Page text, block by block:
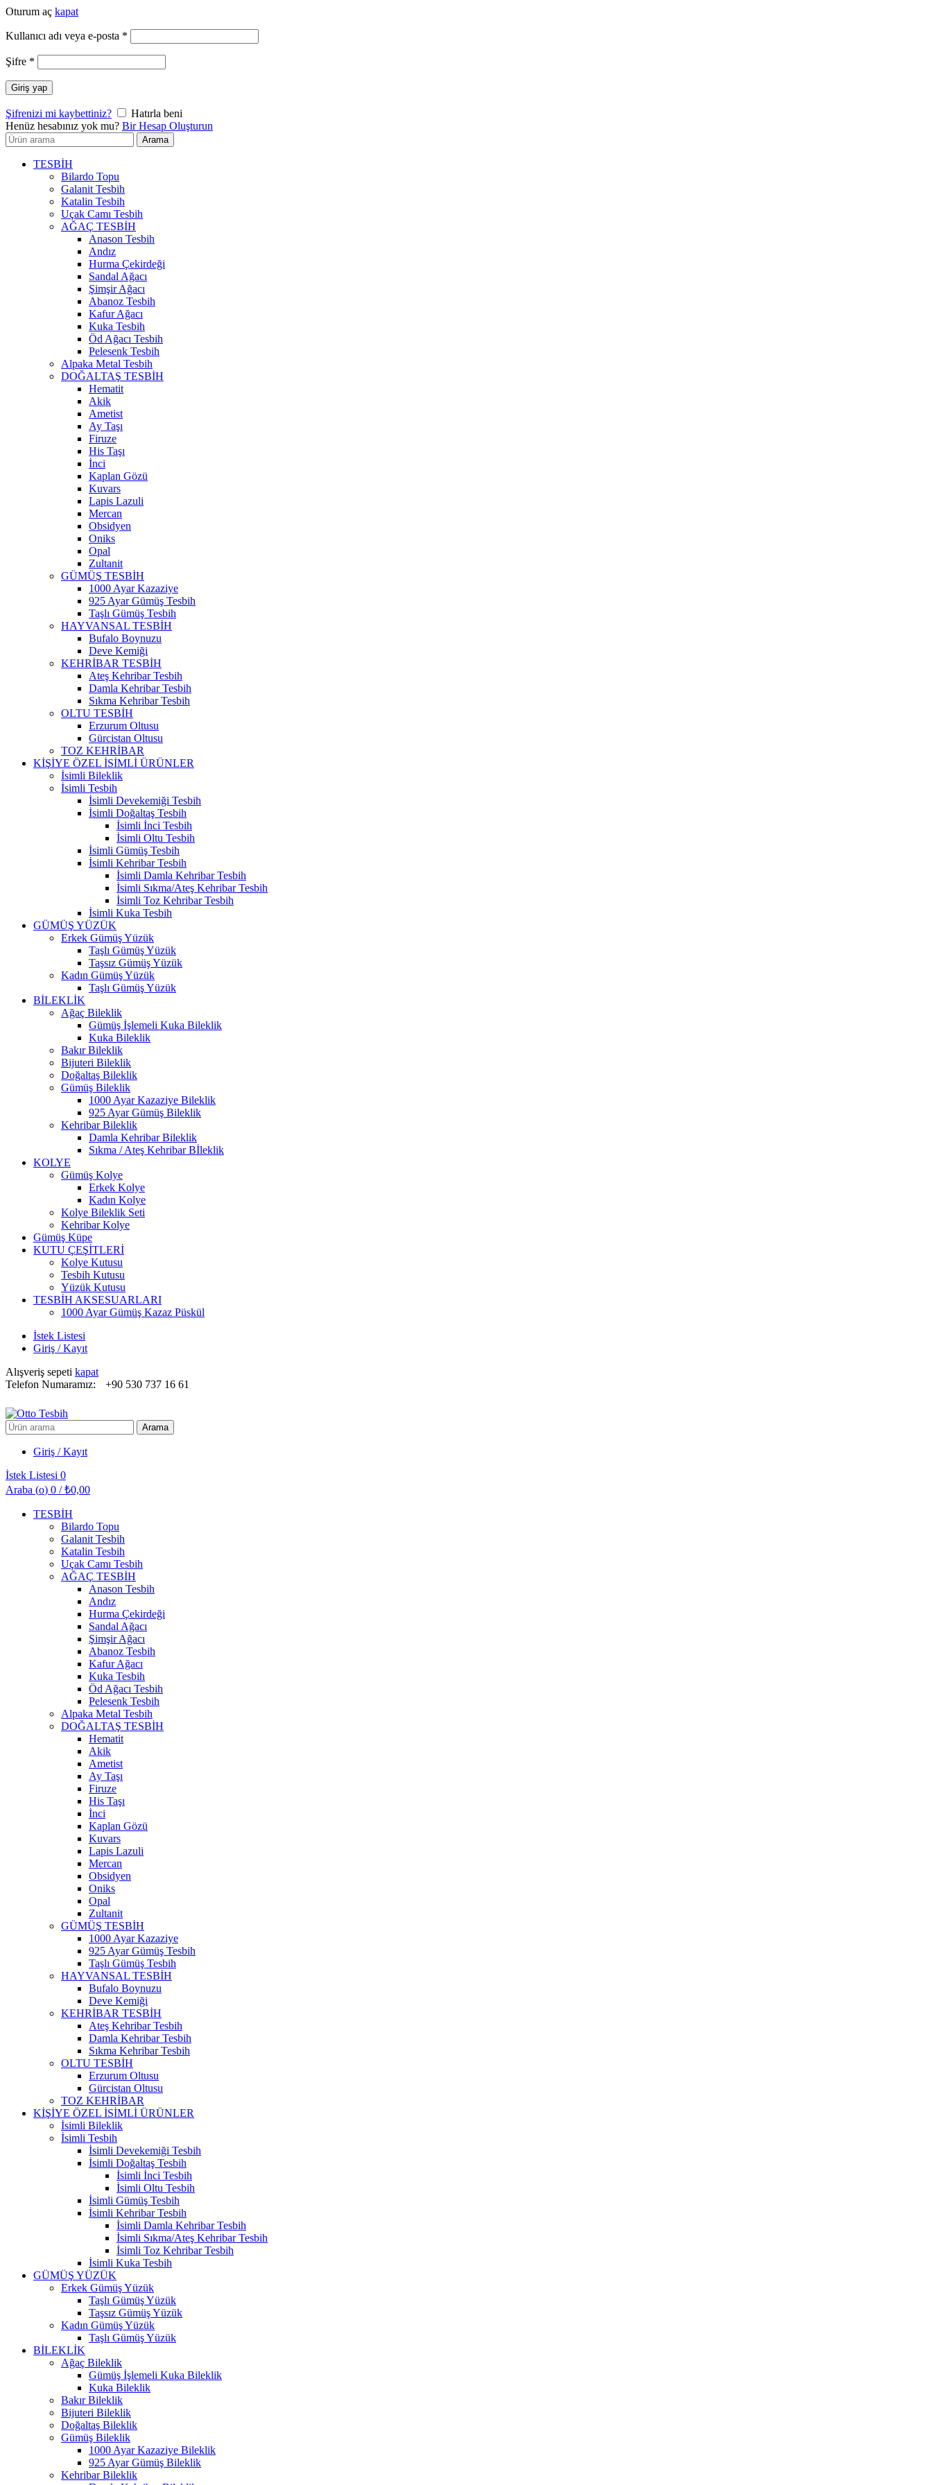
Oturum aç kapat
Kullanıcı adı veya e-posta *
Şifre *
Giriş yap
Şifrenizi mi kaybettiniz?
Hatırla beni
Henüz hesabınız yok mu? Bir Hesap Oluşturun
Arayın:
Arama
TESBİH
Bilardo Topu
Galanit Tesbih
Katalin Tesbih
Uçak Camı Tesbih
AĞAÇ TESBİH
Anason Tesbih
Andız
Hurma Çekirdeği
Sandal Ağacı
Şimşir Ağacı
Abanoz Tesbih
Kafur Ağacı
Kuka Tesbih
Öd Ağacı Tesbih
Pelesenk Tesbih
Alpaka Metal Tesbih
DOĞALTAŞ TESBİH
Hematit
Akik
Ametist
Ay Taşı
Firuze
His Taşı
İnci
Kaplan Gözü
Kuvars
Lapis Lazuli
Mercan
Obsidyen
Oniks
Opal
Zultanit
GÜMÜŞ TESBİH
1000 Ayar Kazaziye
925 Ayar Gümüş Tesbih
Taşlı Gümüş Tesbih
HAYVANSAL TESBİH
Bufalo Boynuzu
Deve Kemiği
KEHRİBAR TESBİH
Ateş Kehribar Tesbih
Damla Kehribar Tesbih
Sıkma Kehribar Tesbih
OLTU TESBİH
Erzurum Oltusu
Gürcistan Oltusu
TOZ KEHRİBAR
KİŞİYE ÖZEL İSİMLİ ÜRÜNLER
İsimli Bileklik
İsimli Tesbih
İsimli Devekemiği Tesbih
İsimli Doğaltaş Tesbih
İsimli İnci Tesbih
İsimli Oltu Tesbih
İsimli Gümüş Tesbih
İsimli Kehribar Tesbih
İsimli Damla Kehribar Tesbih
İsimli Sıkma/Ateş Kehribar Tesbih
İsimli Toz Kehribar Tesbih
İsimli Kuka Tesbih
GÜMÜŞ YÜZÜK
Erkek Gümüş Yüzük
Taşlı Gümüş Yüzük
Taşsız Gümüş Yüzük
Kadın Gümüş Yüzük
Taşlı Gümüş Yüzük
BİLEKLİK
Ağaç Bileklik
Gümüş İşlemeli Kuka Bileklik
Kuka Bileklik
Bakır Bileklik
Bijuteri Bileklik
Doğaltaş Bileklik
Gümüş Bileklik
1000 Ayar Kazaziye Bileklik
925 Ayar Gümüş Bileklik
Kehribar Bileklik
Damla Kehribar Bileklik
Sıkma / Ateş Kehribar Bİleklik
KOLYE
Gümüş Kolye
Erkek Kolye
Kadın Kolye
Kolye Bileklik Seti
Kehribar Kolye
Gümüş Küpe
KUTU ÇEŞİTLERİ
Kolye Kutusu
Tesbih Kutusu
Yüzük Kutusu
TESBİH AKSESUARLARI
1000 Ayar Gümüş Kazaz Püskül
İstek Listesi
Giriş / Kayıt
Alışveriş sepeti kapat
Telefon Numaramız:
+90 530 737 16 61
Arayın: Arama
Giriş / Kayıt
İstek Listesi 0
Araba (o) 0 / ₺0,00
TESBİH
Bilardo Topu
Galanit Tesbih
Katalin Tesbih
Uçak Camı Tesbih
AĞAÇ TESBİH
Anason Tesbih
Andız
Hurma Çekirdeği
Sandal Ağacı
Şimşir Ağacı
Abanoz Tesbih
Kafur Ağacı
Kuka Tesbih
Öd Ağacı Tesbih
Pelesenk Tesbih
Alpaka Metal Tesbih
DOĞALTAŞ TESBİH
Hematit
Akik
Ametist
Ay Taşı
Firuze
His Taşı
İnci
Kaplan Gözü
Kuvars
Lapis Lazuli
Mercan
Obsidyen
Oniks
Opal
Zultanit
GÜMÜŞ TESBİH
1000 Ayar Kazaziye
925 Ayar Gümüş Tesbih
Taşlı Gümüş Tesbih
HAYVANSAL TESBİH
Bufalo Boynuzu
Deve Kemiği
KEHRİBAR TESBİH
Ateş Kehribar Tesbih
Damla Kehribar Tesbih
Sıkma Kehribar Tesbih
OLTU TESBİH
Erzurum Oltusu
Gürcistan Oltusu
TOZ KEHRİBAR
KİŞİYE ÖZEL İSİMLİ ÜRÜNLER
İsimli Bileklik
İsimli Tesbih
İsimli Devekemiği Tesbih
İsimli Doğaltaş Tesbih
İsimli İnci Tesbih
İsimli Oltu Tesbih
İsimli Gümüş Tesbih
İsimli Kehribar Tesbih
İsimli Damla Kehribar Tesbih
İsimli Sıkma/Ateş Kehribar Tesbih
İsimli Toz Kehribar Tesbih
İsimli Kuka Tesbih
GÜMÜŞ YÜZÜK
Erkek Gümüş Yüzük
Taşlı Gümüş Yüzük
Taşsız Gümüş Yüzük
Kadın Gümüş Yüzük
Taşlı Gümüş Yüzük
BİLEKLİK
Ağaç Bileklik
Gümüş İşlemeli Kuka Bileklik
Kuka Bileklik
Bakır Bileklik
Bijuteri Bileklik
Doğaltaş Bileklik
Gümüş Bileklik
1000 Ayar Kazaziye Bileklik
925 Ayar Gümüş Bileklik
Kehribar Bileklik